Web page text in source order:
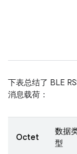
下表总结了 BLE
消息载荷：
Octet
数据
型